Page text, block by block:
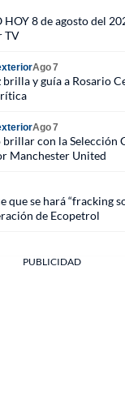
8 de agosto del
TV
Ago 7
brilla y guía a Rosario
Ago 7
brillar con la Selección
Manchester United
que se hará “fracking
de Ecopetrol
PUBLICIDAD